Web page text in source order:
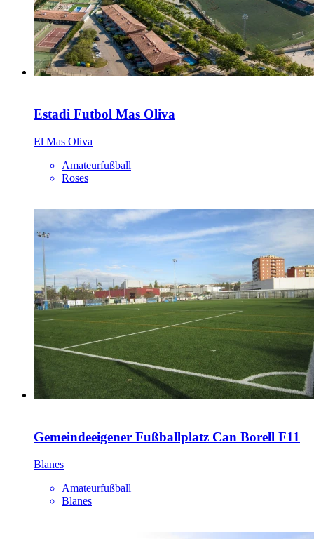
Estadi Futbol Mas Oliva
El Mas Oliva
Amateurfußball
Roses
Gemeindeeigener Fußballplatz Can Borell F11
Blanes
Amateurfußball
Blanes